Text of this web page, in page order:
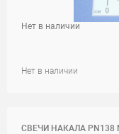
Нет в наличии
Нет в наличии
СВЕЧИ НАКАЛА PN138